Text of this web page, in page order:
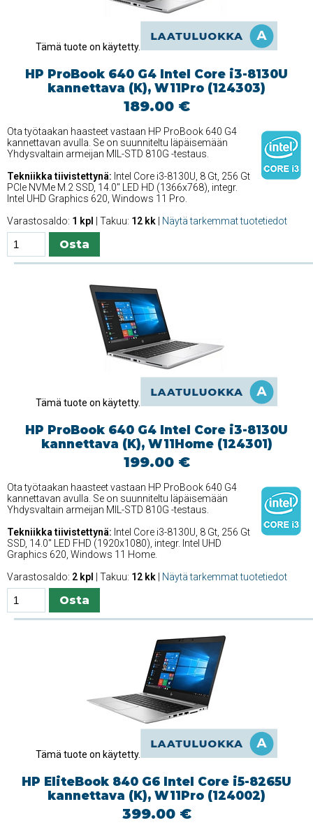
Tämä tuote on käytetty.
HP ProBook 640 G4 Intel Core i3-8130U
kannettava (K), W11Pro (124303)
189.00 €
Ota työtaakan haasteet vastaan HP ProBook 640 G4
kannettavan avulla. Se on suunniteltu läpäisemään
Yhdysvaltain armeijan MIL-STD 810G -testaus.
Tekniikka tiivistettynä: Intel Core i3-8130U, 8 Gt, 256 Gt
PCIe NVMe M.2 SSD, 14.0'' LED HD (1366x768), integr.
Intel UHD Graphics 620, Windows 11 Pro.
Varastosaldo: 1 kpl | Takuu: 12 kk Näytä tarkemmat tuotetiedot
Tämä tuote on käytetty.
HP ProBook 640 G4 Intel Core i3-8130U
kannettava (K), W11Home (124301)
199.00 €
Ota työtaakan haasteet vastaan HP ProBook 640 G4
kannettavan avulla. Se on suunniteltu läpäisemään
Yhdysvaltain armeijan MIL-STD 810G -testaus.
Tekniikka tiivistettynä: Intel Core i3-8130U, 8 Gt, 256 Gt
SSD, 14.0'' LED FHD (1920x1080), integr. Intel UHD
Graphics 620, Windows 11 Home.
Varastosaldo: 2 kpl | Takuu: 12 kk Näytä tarkemmat tuotetiedot
Tämä tuote on käytetty.
HP EliteBook 840 G6 Intel Core i5-8265U
kannettava (K), W11Pro (124002)
399.00 €